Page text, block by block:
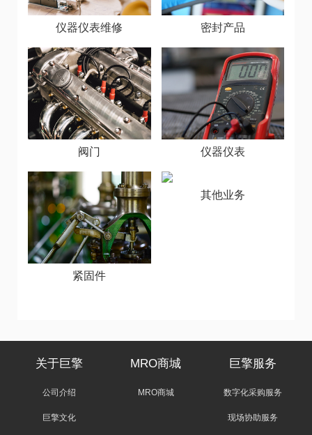
仪器仪表维修 密封产品
阀门 仪器仪表
紧固件
其他业务
关于巨擎
公司介绍
巨擎文化
MRO商城
MRO商城
巨擎服务
数字化采购服务
现场协助服务